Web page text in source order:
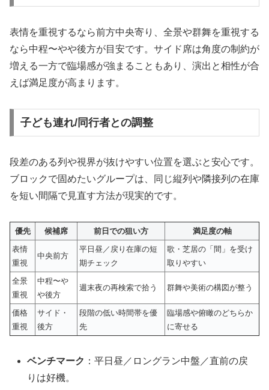
表情を重視するなら前方中央寄り、全景や群舞を重視する
なら中程〜やや後方が目安です。サイド席は角度の制約が
増える一方で臨場感が強まることもあり、演出と相性が合
えば満足度が高まります。
子ども連れ/同行者との調整
段差のある列や視界が抜けやすい位置を選ぶと安心です。
ブロックで固めたいグループは、同じ縦列や隣接列の在庫
を短い間隔で見直す方法が現実的です。
優先 候補席 前日での狙い方
満足度の軸
表情
重視
中央前方
平日昼／戻り在庫の短
期チェック
歌・芝居の「間」を受け
取りやすい
全景
重視
中程〜や
や後方
週末夜の再検索で拾う 群舞や美術の構図が整う
価格
重視
サイド・
後方
段階の低い時間帯を優
先
臨場感や俯瞰のどちらか
に寄せる
ベンチマーク ：平日昼／ロングラン中盤／直前の戻
りは好機。